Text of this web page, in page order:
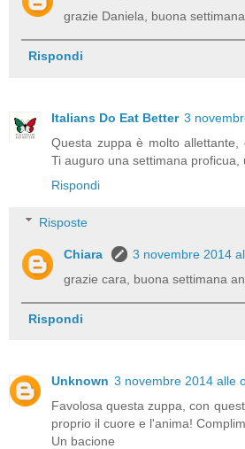
grazie Daniela, buona settimana
Rispondi
Italians Do Eat Better 3
Questa zuppa è molto allettante,
Ti auguro una settimana proficua,
Rispondi
Risposte
Chiara
3 novembre 2014
grazie cara, buona settimana
Rispondi
Unknown 3 novembre 2014 alle
Favolosa questa zuppa, con
proprio il cuore e l'anima!
Un bacione